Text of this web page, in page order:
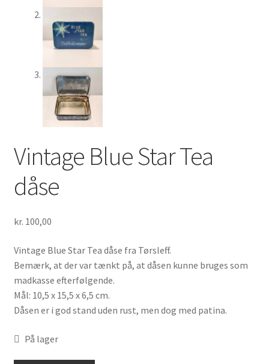
Vintage Blue Star Tea
dåse
kr. 100,00
Vintage Blue Star Tea dåse fra Tørsleff.
Bemærk, at der var tænkt på, at dåsen kunne bruges som
madkasse efterfølgende.
Mål: 10,5 x 15,5 x 6,5 cm.
Dåsen er i god stand uden rust, men dog med patina.
På lager